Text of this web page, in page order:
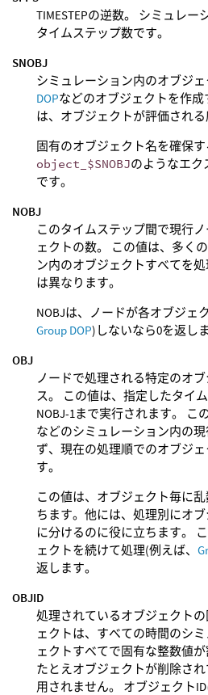
TIMESTEPの逆数。 シミュレ
タイムステップ数です。
SNOBJ
シミュレーション内のオブジェ
DOPなどのオブジェクトを作成
は、オブジェクトが評価される
固有のオブジェクト名を確保す
object_$SNOBJのようなエク
です。
NOBJ
このタイムステップ間で現行
ェクトの数。 この値は、多く
ン内のオブジェクトすべてを処
は異なります。
NOBJは、ノードが各オブジェ
Group DOP)しないなら0を返しま
OBJ
ノードで処理される特定のオ
ス。 この値は、指定したタイ
NOBJ-1まで実行されます。 こ
などのシミュレーション内の
ず、現在の処理順でのオブジ
す。
この値は、オブジェクト毎に
ちます。他には、処理別にオ
に分けるのに役に立ちます。
ェクトを続けて処理(例えば、
返します。
OBJID
処理されているオブジェクト
ェクトは、すべての時間のシ
ェクトすべてで固有な整数値が
たとえオブジェクトが削除さ
用されません。 オブジェクト